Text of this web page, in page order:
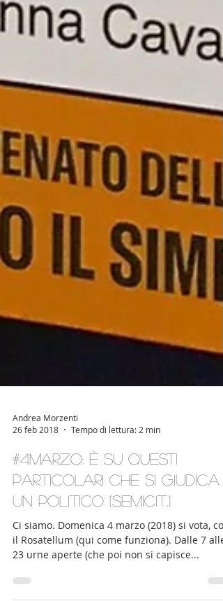
26 feb 2018
Tempo di lettura: 2 min
#4marzo: è su questi
particolari che si giudica
un politico (semicit.)
Ci siamo. Domenica 4 marzo (2018) si vota, con
23 urne aperte (che poi non si capisce...